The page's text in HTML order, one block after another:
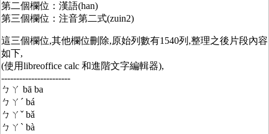
第二個欄位：漢語(han)
第三個欄位：注音第二式(zuin2)
這三個欄位,其他欄位刪除,原始列數有1540列,整理之後片段內容
如下,
(使用libreoffice calc 和進階文字編輯器),
-----------------------
ㄅㄚ bā ba
ㄅㄚˊ bá
ㄅㄚˇ bǎ
ㄅㄚˋ bà